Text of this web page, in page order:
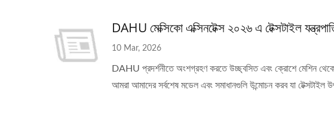
DAHU মেক্সিকো এক্সিনটেক্স ২০২৬ এ টেক্সটাইল
10 Mar, 2026
DAHU প্রদর্শনীতে অংশগ্রহণ করতে উচ্ছ্বসিত এবং ক্রোশে মেশিন থেকে
আমরা আমাদের সর্বশেষ মডেল এবং সমাধানগুলি উন্মোচন করব যা টেক্সটাইল